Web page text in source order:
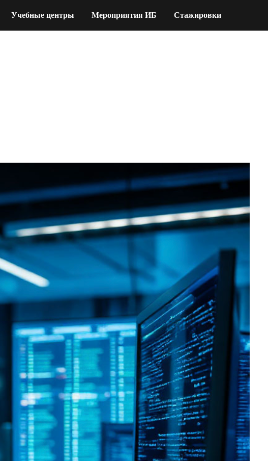
Учебные центры Мероприятия ИБ Стажировки